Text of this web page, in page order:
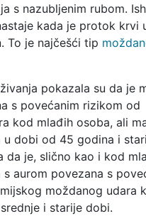
s nazubljenim rubom.
kada je protok krvi
To je najčešći tip
pokazala su da je
s povećanim rizikom od
kod mlađih osoba, ali
u dobi od 45 godina i
da je, slično kao i kod
aurom povezana s
moždanog udara
i starije dobi.